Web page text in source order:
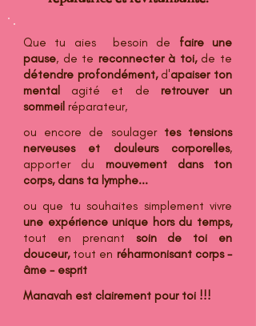
Que tu aies besoin de faire une
pause, de te reconnecter à toi,de te
détendre profondément, d'apaiser ton
mental
agité et de retrouver un
sommeil réparateur,
ou encore de soulager tes tensions
nerveuses et douleurs corporelles,
apporter du mouvement dans ton
corps, dans ta lymphe...
ou que tu souhaites simplement vivre
une expérience unique hors du temps,
tout en prenant soin de toi en
douceur,tout en réharmonisant corps -
âme - esprit
Manavah est clairement pour toi !!!